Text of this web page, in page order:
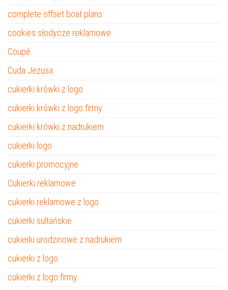
complete offset boat plans
cookies słodycze reklamowe
Coupé
Cuda Jezusa
cukierki krówki z logo
cukierki krówki z logo firmy
cukierki krówki z nadrukiem
cukierki logo
cukierki promocyjne
Cukierki reklamowe
cukierki reklamowe z logo
cukierki sultańskie
cukierki urodzinowe z nadrukiem
cukierki z logo
cukierki z logo firmy